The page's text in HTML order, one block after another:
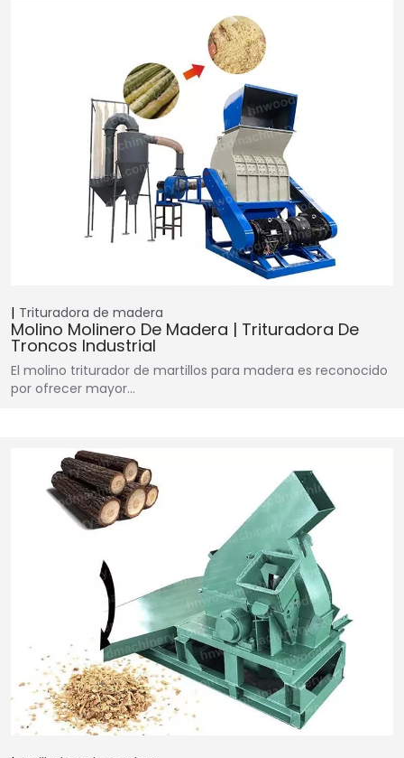
Trituradora de madera
Molino Molinero De Madera | Trituradora De
Troncos Industrial
El molino triturador de martillos para madera es reconocido
por ofrecer mayor…